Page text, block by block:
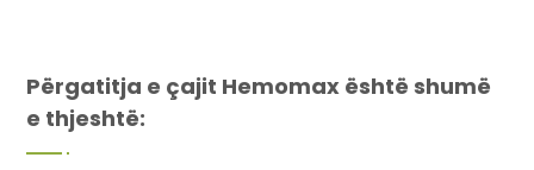
Përgatitja e çajit Hemomax është shumë
e thjeshtë: